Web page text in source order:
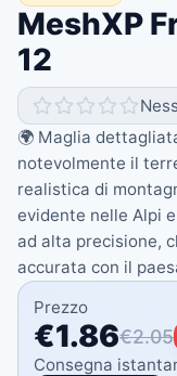
MeshXP
12
🌍 Maglia
notevolmente il
realistica di
evidente nelle Alpi
ad alta precisione,
accurata con il
Prezzo
€1.86€2.05
Consegna